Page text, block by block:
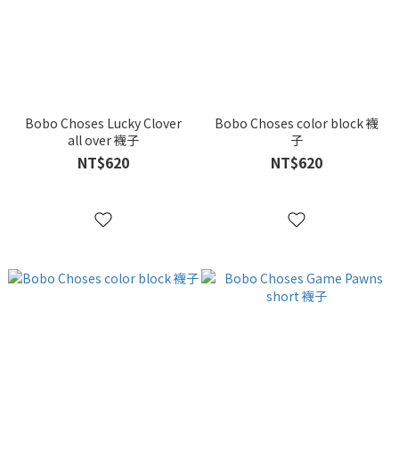
Bobo Choses Lucky Clover
all over 襪子
NT$620
Bobo Choses color block 襪
子
NT$620